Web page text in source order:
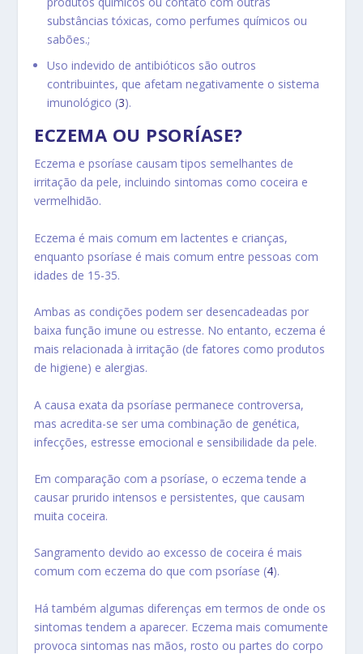
substâncias tóxicas, como perfumes químicos ou
sabões.;
Uso indevido de antibióticos são outros
contribuintes, que afetam negativamente o sistema
imunológico (3).
ECZEMA OU PSORÍASE?
Eczema epsoríase causam tipos semelhantes de
irritação da pele, incluindo sintomas como coceira e
vermelhidão.
Eczema é mais comum em lactentes e crianças,
enquanto psoríase é mais comum entre pessoas com
idades de 15-35.
Ambas as condições podem ser desencadeadas por
baixa função imune ou estresse. No entanto, eczema é
mais relacionada à irritação (de fatores como produtos
de higiene) e alergias.
A causa exata da psoríase permanece controversa,
mas acredita-se ser uma combinação de genética,
infecções, estresse emocional e sensibilidade da pele.
Em comparação com a psoríase, o eczema tende a
causar prurido intensos e persistentes, que causam
muita coceira.
Sangramento devido ao excesso de coceira é mais
comum com eczema do que com psoríase (4).
Há também algumas diferenças em termos de onde os
sintomas tendem a aparecer. Eczema mais comumente
provoca sintomas nas mãos, rosto ou partes do corpo